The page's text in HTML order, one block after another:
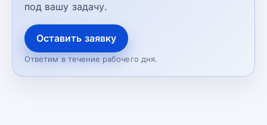
под вашу задачу.
Оставить заявку
Ответим в течение рабочего дня.